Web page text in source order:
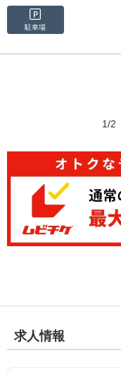
駐車場
1/2
求人情報